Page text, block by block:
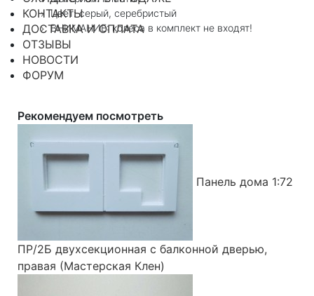
КОНТАКТЫ
ДОСТАВКА И ОПЛАТА
ОТЗЫВЫ
НОВОСТИ
ФОРУМ
Цвет: серый, серебристый
ВНИМАНИЕ: колеса в комплект не входят!
Рекомендуем посмотреть
Панель дома 1:72
ПР/2Б двухсекционная с балконной дверью,
правая (Мастерская Клен)